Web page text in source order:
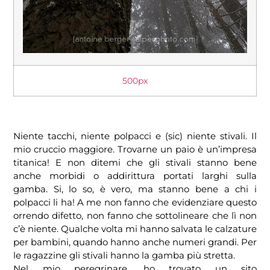
500px
Niente tacchi, niente polpacci e (sic) niente stivali. Il
mio cruccio maggiore. Trovarne un paio è un’impresa
titanica! E non ditemi che gli stivali stanno bene
anche morbidi o addirittura portati larghi sulla
gamba. Si, lo so, è vero, ma stanno bene a chi i
polpacci li ha! A me non fanno che evidenziare questo
orrendo difetto, non fanno che sottolineare che lì non
c’è niente. Qualche volta mi hanno salvata le calzature
per bambini, quando hanno anche numeri grandi. Per
le ragazzine gli stivali hanno la gamba più stretta.